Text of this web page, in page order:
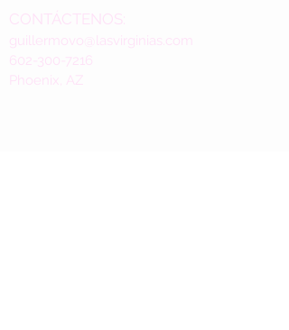
CONTÁCTENOS:
guillermovo@lasvirginias.com
602-300-7216
Phoenix, AZ